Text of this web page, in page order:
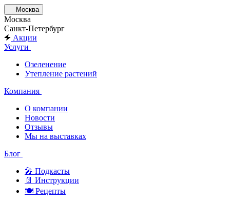
Москва
Москва
Санкт-Петербург
Акции
Услуги
Озеленение
Утепление растений
Компания
О компании
Новости
Отзывы
Мы на выставках
Блог
🎤︎︎ Подкасты
📄 Инструкции
🍽 Рецепты